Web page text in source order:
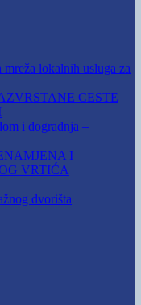
mreža lokalnih usluga za
CESTE
i dogradnja –
I
VRTIĆA
dvorišta